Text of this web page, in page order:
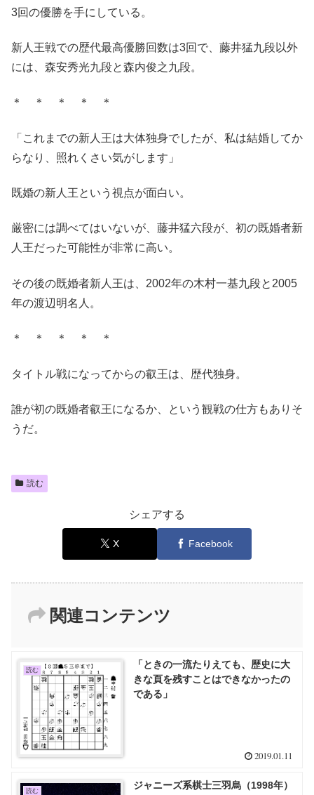
3回の優勝を手にしている。
新人王戦での歴代最高優勝回数は3回で、藤井猛九段以外
には、森安秀光九段と森内俊之九段。
＊ ＊ ＊ ＊ ＊
「これまでの新人王は大体独身でしたが、私は結婚してか
らなり、照れくさい気がします」
既婚の新人王という視点が面白い。
厳密には調べてはいないが、藤井猛六段が、初の既婚者新
人王だった可能性が非常に高い。
その後の既婚者新人王は、2002年の木村一基九段と2005
年の渡辺明名人。
＊ ＊ ＊ ＊ ＊
タイトル戦になってからの叡王は、歴代独身。
誰が初の既婚者叡王になるか、という観戦の仕方もありそ
うだ。
読む
シェアする
X Facebook
関連コンテンツ
読む
「ときの一流たりえても、歴史に大
きな頁を残すことはできなかったの
である」
2019.01.11
読む ジャニーズ系棋士三羽烏（1998年）